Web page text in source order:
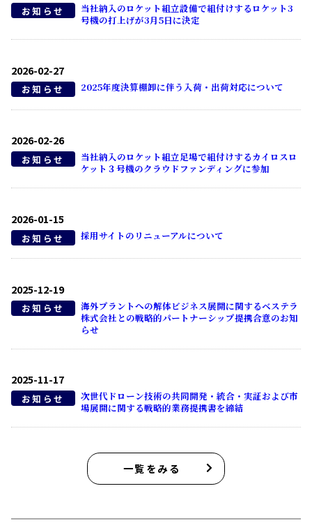
お知らせ
当社納入のロケット組立設備で組付けするロケット3
号機の打上げが3月5日に決定
2026-02-27
お知らせ 2025年度決算棚卸に伴う入荷・出荷対応について
2026-02-26
お知らせ
当社納入のロケット組立足場で組付けするカイロスロ
ケット３号機のクラウドファンディングに参加
2026-01-15
お知らせ 採用サイトのリニューアルについて
2025-12-19
お知らせ
海外プラントへの解体ビジネス展開に関するベステラ
株式会社との戦略的パートナーシップ提携合意のお知
らせ
2025-11-17
お知らせ
次世代ドローン技術の共同開発・統合・実証および市
場展開に関する戦略的業務提携書を締結
一覧をみる